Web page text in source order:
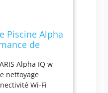
Piscine Alpha
de
Alpha IQ w
nettoyage
Wi-Fi